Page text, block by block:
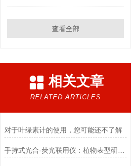
查看全部
相关文章
RELATED ARTICLES
对于叶绿素计的使用，您可能还不了解
手持式光合-荧光联用仪：植物表型研究的新工具